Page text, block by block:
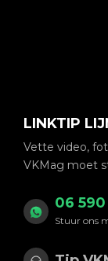
LINKTIP
Vette video,
VKMag moet
06
Stuur ons